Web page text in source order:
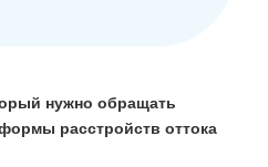
нужно обращать
расстройств оттока